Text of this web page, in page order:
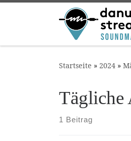
Zum Inhalt springen
Startseite » 2024 »
Tägliche
1 Beitrag